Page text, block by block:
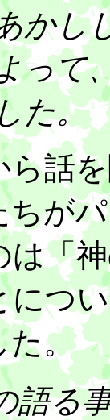
かし
って
た。
話を
が
「
つ
た。
語る